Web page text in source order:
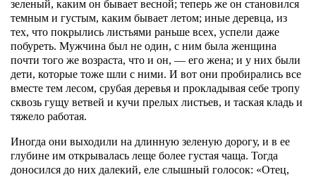
зеленый, каким он бывает весной; теперь же он становился
темным и густым, каким бывает летом; иные деревца, из
тех, что покрылись листьями раньше всех, успели даже
побуреть. Мужчина был не один, с ним была женщина
почти того же возраста, что и он, — его жена; и у них были
дети, которые тоже шли с ними. И вот они пробирались все
вместе тем лесом, срубая деревья и прокладывая себе тропу
сквозь гущу ветвей и кучи прелых листьев, и таская кладь и
тяжело работая.
Иногда они выходили на длинную зеленую дорогу, и в ее
глубине им открывалась леще более густая чаща. Тогда
доносился до них далекий, еле слышный голосок: «Отец,